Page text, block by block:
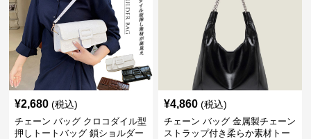
¥2,680 (税込)
チェーン バッグ クロコダイル型
押しトートバッグ 鎖ショルダー
¥4,860 (税込)
チェーン バッグ 金属製チェーン
ストラップ付き柔らか素材トー